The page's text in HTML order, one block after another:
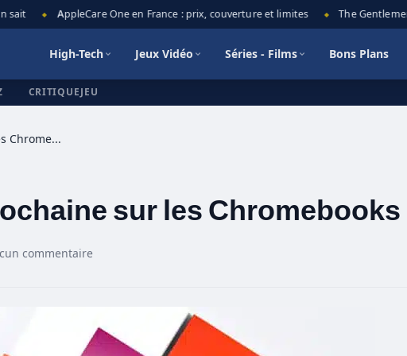
AppleCare One en France : prix, couverture et limites The Gentlemen
High-Tech Jeux Vidéo Séries - Films Bons Plans
CRITIQUEJEU
Stadia : installation prochaine sur les Chromebooks !
sur les Chromebooks
commentaire